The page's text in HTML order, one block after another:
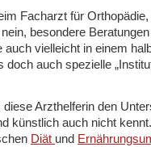
Facharzt für Orthopädie,
besondere
vielleicht in einem
doch auch spezielle
Arzthelferin den
künstlich auch nicht
Diät und